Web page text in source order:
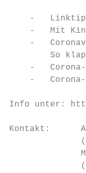
-
-   Mit
-
So
-
-
Info unter:
Kontakt: